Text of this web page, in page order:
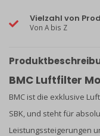
Vielzahl von
Von A bis Z
BMC Luftfilter
BMC ist die exklusive
SBK, und steht für
Leistungssteigerungen